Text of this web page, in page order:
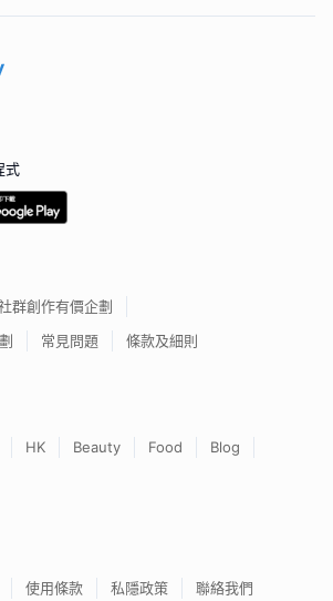
式
群創作有價企劃
常見問題 條款及細則
HK Beauty Food
Blog
使用條款 私隱政策 聯絡我們